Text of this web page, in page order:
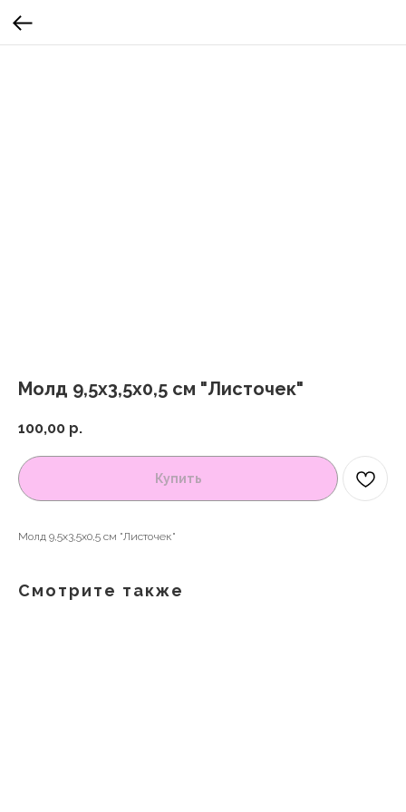
Молд 9,5х3,5х0,5 см "Листочек"
100,00 р.
Купить
Молд 9,5х3,5х0,5 см "Листочек"
Смотрите также